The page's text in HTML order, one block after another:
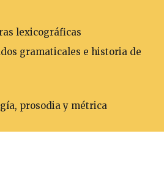
lexicográficas
gramaticales e historia de
prosodia y métrica